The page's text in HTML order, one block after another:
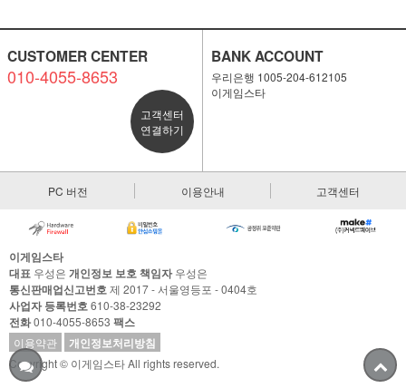
CUSTOMER CENTER
010-4055-8653
고객센터
연결하기
BANK ACCOUNT
우리은행 1005-204-612105
이게임스타
PC 버전 이용안내 고객센터
이게임스타
대표 우성은 개인정보 보호 책임자우성은
통신판매업신고번호제 2017 - 서울영등포 - 0404호
사업자 등록번호610-38-23292
전화010-4055-8653 팩스
이용약관 개인정보처리방침
Copyright © 이게임스타 All rights reserved.